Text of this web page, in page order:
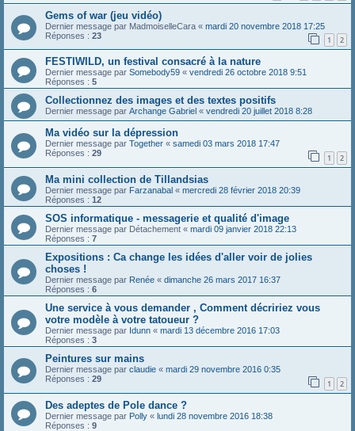
Gems of war (jeu vidéo)
Dernier message par MadmoiselleCara « mardi 20 novembre 2018 17:25
Réponses : 23 1 2
FESTIWILD, un festival consacré à la nature
Dernier message par Somebody59 « vendredi 26 octobre 2018 9:51
Réponses : 5
Collectionnez des images et des textes positifs
Dernier message par Archange Gabriel « vendredi 20 juillet 2018 8:28
Ma vidéo sur la dépression
Dernier message par Together « samedi 03 mars 2018 17:47
Réponses : 29 1 2
Ma mini collection de Tillandsias
Dernier message par Farzanabal « mercredi 28 février 2018 20:39
Réponses : 12
SOS informatique - messagerie et qualité d'image
Dernier message par Détachement « mardi 09 janvier 2018 22:13
Réponses : 7
Expositions : Ca change les idées d'aller voir de jolies
choses !
Dernier message par Renée « dimanche 26 mars 2017 16:37
Réponses : 6
Une service à vous demander , Comment décririez vous
votre modèle à votre tatoueur ?
Dernier message par Idunn « mardi 13 décembre 2016 17:03
Réponses : 3
Peintures sur mains
Dernier message par claudie « mardi 29 novembre 2016 0:35
Réponses : 29 1 2
Des adeptes de Pole dance ?
Dernier message par Polly « lundi 28 novembre 2016 18:38
Réponses : 9